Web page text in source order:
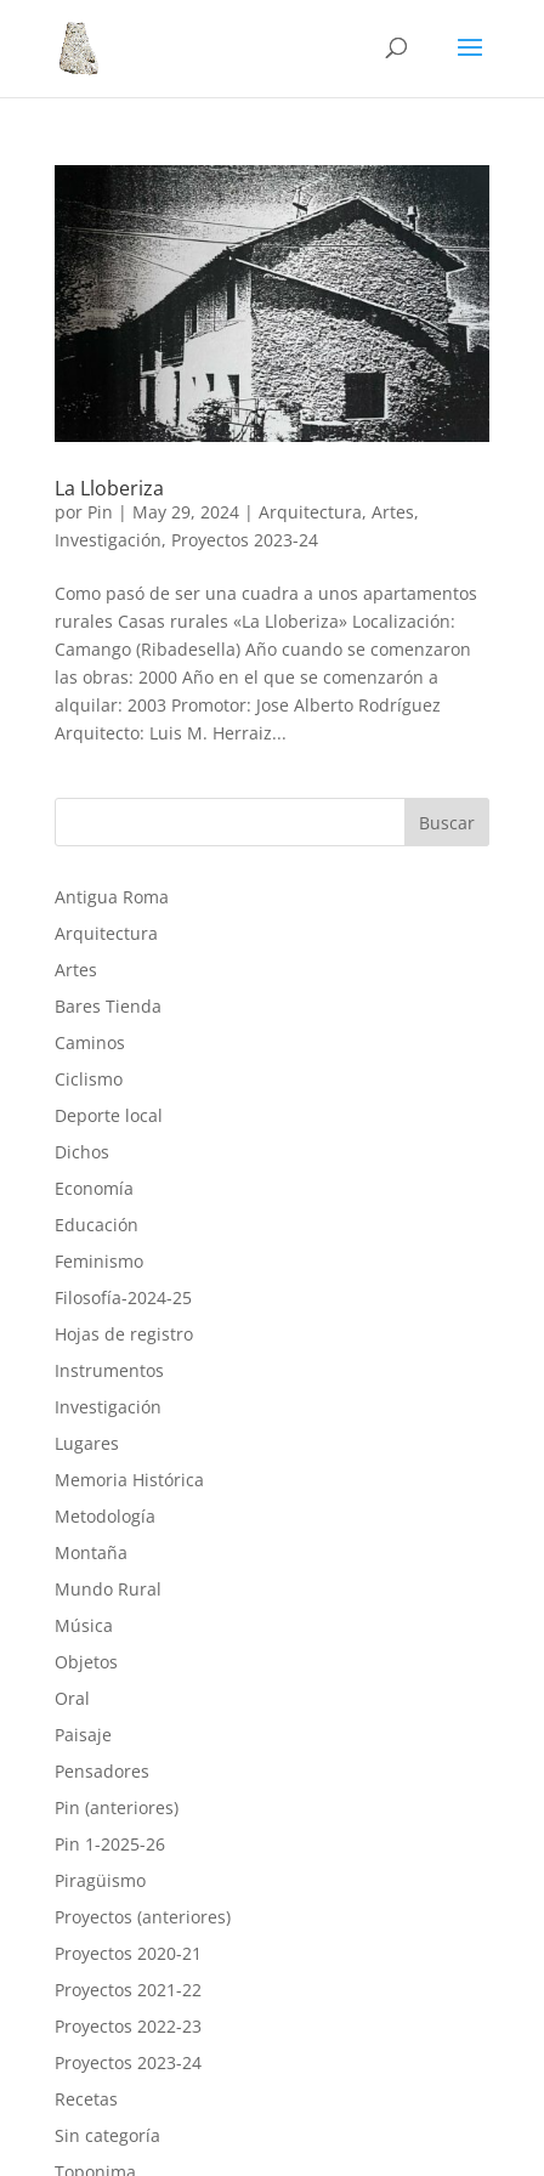
La Lloberiza
por Pin | May 29, 2024| Arquitectura, Artes,
Investigación, Proyectos 2023-24
Como pasó de ser una cuadra a unos apartamentos
rurales Casas rurales «La Lloberiza» Localización:
Camango (Ribadesella) Año cuando se comenzaron
las obras: 2000 Año en el que se comenzarón a
alquilar: 2003 Promotor: Jose Alberto Rodríguez
Arquitecto: Luis M. Herraiz...
Buscar
Antigua Roma
Arquitectura
Artes
Bares Tienda
Caminos
Ciclismo
Deporte local
Dichos
Economía
Educación
Feminismo
Filosofía-2024-25
Hojas de registro
Instrumentos
Investigación
Lugares
Memoria Histórica
Metodología
Montaña
Mundo Rural
Música
Objetos
Oral
Paisaje
Pensadores
Pin (anteriores)
Pin 1-2025-26
Piragüismo
Proyectos (anteriores)
Proyectos 2020-21
Proyectos 2021-22
Proyectos 2022-23
Proyectos 2023-24
Recetas
Sin categoría